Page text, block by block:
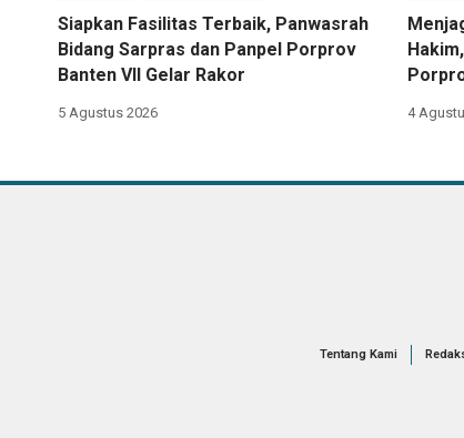
Siapkan Fasilitas Terbaik, Panwasrah
Bidang Sarpras dan Panpel Porprov
Banten VII Gelar Rakor
5 Agustus 2026 4
Tentang Kami